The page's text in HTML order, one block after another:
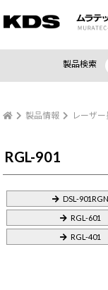
製品検索
製品情報 レーザ
RGL-901
DSL-901RGN
RGL-601
RGL-401